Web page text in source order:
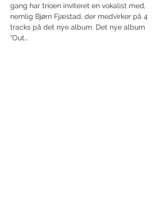
gang har trioen inviteret en vokalist med,
nemlig Bjørn Fjæstad, der medvirker på 4
tracks på det nye album. Det nye album
“Out…